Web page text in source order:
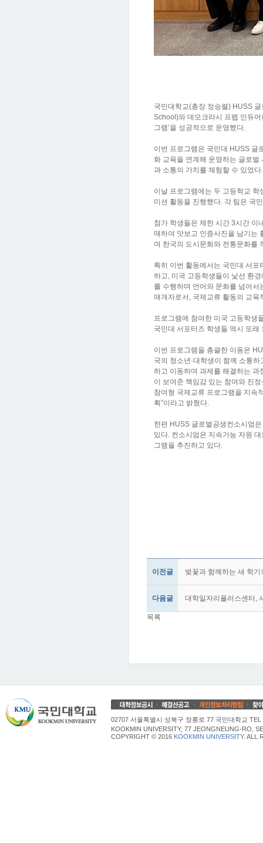
국민대학교(총장 정승렬) HUSS
School)와 데모크라시 프렙 인듀
그램’을 성공적으로 운영했다.
이번 프로그램은 국민대 HUSS 글
화 교육을 연계해 운영하는 글로
과 소통의 가치를 체험할 수 있었다.
이날 프로그램에는 두 고등학교
미션 활동을 진행했다. 각 팀은 국
참가 학생들은 제한 시간 3시간 이
매하여 맛보고 인증사진을 남기는
며 한국의 도시문화와 전통문화를
특히 이번 활동에서는 국민대 서
하고, 미국 고등학생들이 낯선 환
를 수행하며 언어와 문화를 넘어
매개자로서, 국제교류 활동의 교육
프로그램에 참여한 미국 고등학생
국민대 서포터즈 학생들 역시 또
이번 프로그램을 총괄한 이동은
국의 청소년·대학생이 함께 소통
하고 이동하며 과제를 해결하는 과
이 보여준 책임감 있는 참여와 진
참여형 국제교류 프로그램을 지속
획”이라고 밝혔다.
한편 HUSS 글로벌공생컨소시엄
있다. 컨소시엄은 지속가능 자원
그램을 추진하고 있다.
이전글 벚꽃과 함께하는 새 학
다음글 대학일자리플러스센터,
목록
02707 서울특별시 성북구 정릉로 77 국민대학교 TEL
KOOKMIN UNIVERSITY, 77 JEONGNEUNG-RO,
COPYRIGHT © 2016 KOOKMIN UNIVERSITY. ALL